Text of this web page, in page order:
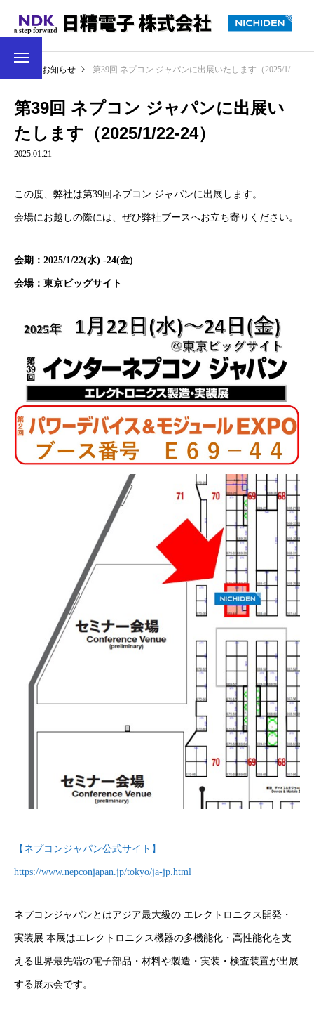
会社概要
事業案内
お知らせ 第39回 ネプコン ジャパンに出展いたします（2025/1/22-24）
第39回 ネプコン ジャパンに出展い
たします（2025/1/22-24）
2025.01.21
この度、弊社は第39回ネプコン ジャパンに出展します。
会場にお越しの際には、ぜひ弊社ブースへお立ち寄りください。
会期：2025/1/22(水) -24(金)
会場：東京ビッグサイト
【ネプコンジャパン公式サイト】
https://www.nepconjapan.jp/tokyo/ja-jp.html
ネプコンジャパンとはアジア最大級の エレクトロニクス開発・
実装展 本展はエレクトロニクス機器の多機能化・高性能化を支
える世界最先端の電子部品・材料や製造・実装・検査装置が出展
する展示会です。